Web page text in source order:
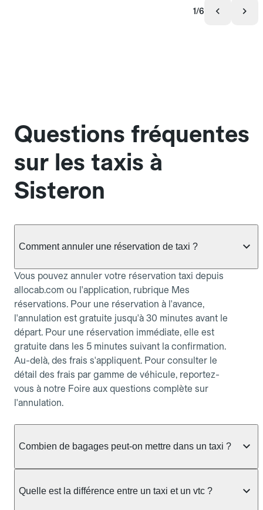
1/6
Questions fréquentes
sur les taxis à
Sisteron
Comment annuler une réservation de taxi ?
Vous pouvez annuler votre réservation taxi depuis
allocab.com ou l'application, rubrique Mes
réservations. Pour une réservation à l'avance,
l'annulation est gratuite jusqu'à 30 minutes avant le
départ. Pour une réservation immédiate, elle est
gratuite dans les 5 minutes suivant la confirmation.
Au-delà, des frais s'appliquent. Pour consulter le
détail des frais par gamme de véhicule, reportez-
vous à notre Foire aux questions complète sur
l'annulation.
Combien de bagages peut-on mettre dans un taxi ?
taxi berline accueille en général jusqu'à 3 bagages
Quelle est la différence entre un taxi et un vtc ?